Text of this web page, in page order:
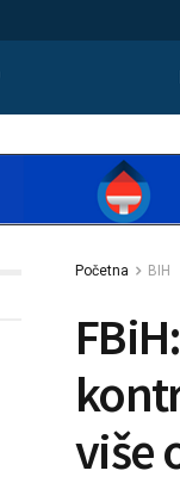
Početna BIH
više